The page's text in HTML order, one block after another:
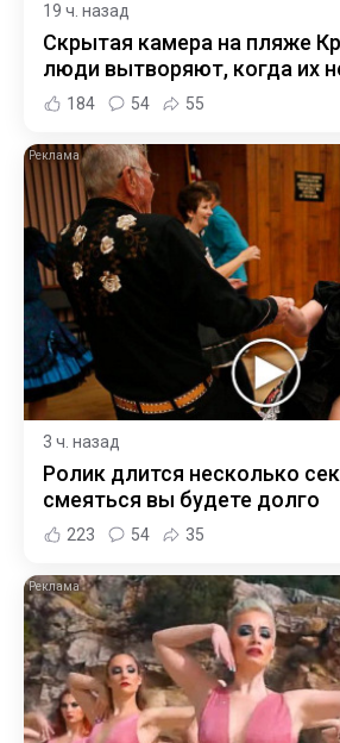
19 ч. назад
Скрытая камера на пляже
люди вытворяют, когда их
184 54 55
3 ч. назад
Ролик длится несколько
смеяться вы будете долго
223 54 35